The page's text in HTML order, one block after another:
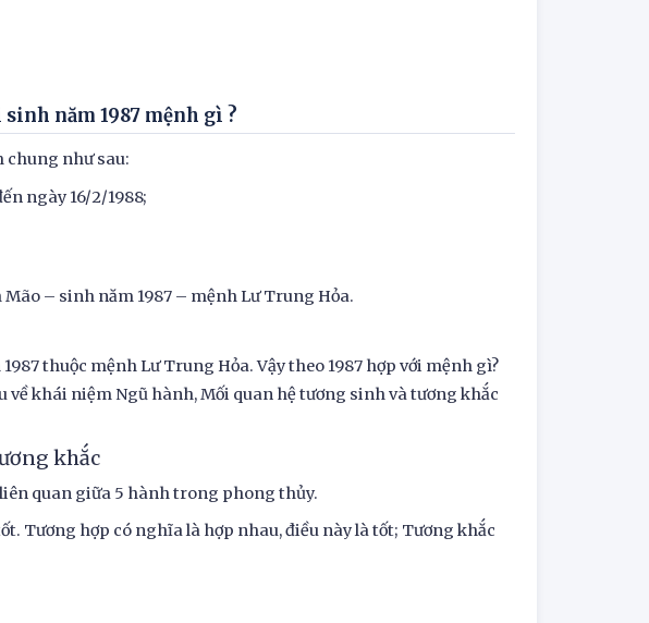
sinh năm 1987 mệnh gì ?
chung như sau:
ngày 16/2/1988;
– sinh năm 1987 – mệnh Lư Trung Hỏa.
thuộc mệnh Lư Trung Hỏa. Vậy theo 1987 hợp với mệnh gì?
khái niệm Ngũ hành, Mối quan hệ tương sinh và tương khắc
khắc
quan giữa 5 hành trong phong thủy.
Tương hợp có nghĩa là hợp nhau, điều này là tốt; Tương khắc